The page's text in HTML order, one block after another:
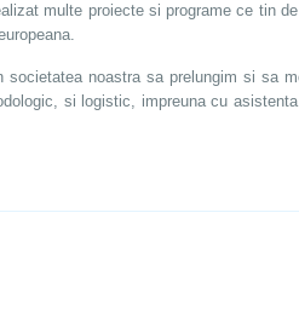
multe proiecte si programe ce tin de
noastra sa prelungim si sa
si logistic, impreuna cu